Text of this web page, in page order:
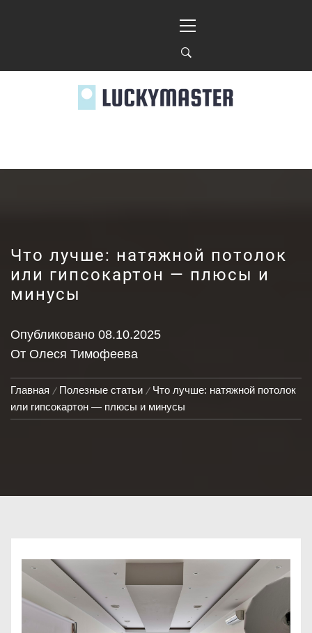
меню
Что лучше: натяжной потолок
или гипсокартон — плюсы и
минусы
Опубликовано 08.10.2025
От Олеся Тимофеева
Главная Полезные статьи
Что лучше: натяжной потолок
или гипсокартон — плюсы и минусы